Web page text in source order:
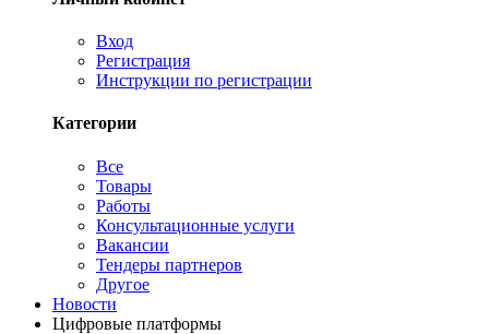
Вход
Регистрация
Инструкции по регистрации
Категории
Все
Товары
Работы
Консультационные услуги
Вакансии
Тендеры партнеров
Другое
Новости
Цифровые платформы